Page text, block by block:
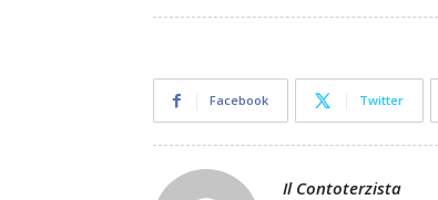
Facebook Twitter
Il Contoterzista